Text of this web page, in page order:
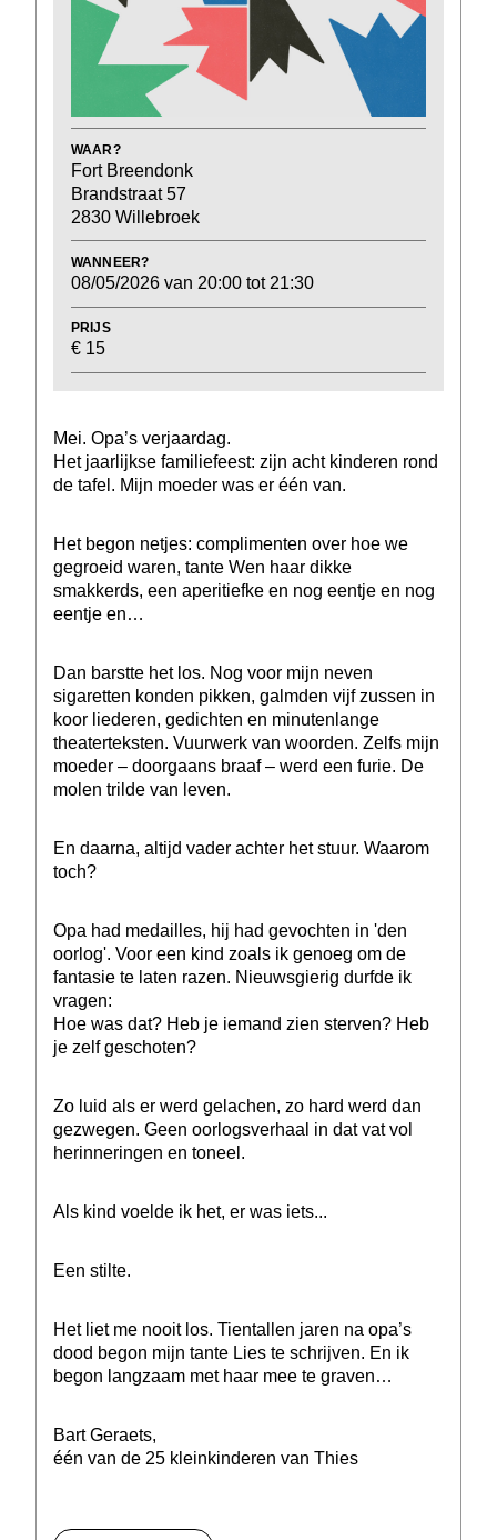
WAAR?
Fort Breendonk
Brandstraat 57
2830 Willebroek
WANNEER?
08/05/2026 van 20:00 tot 21:30
PRIJS
€ 15
Mei. Opa’s verjaardag.
Het jaarlijkse familiefeest: zijn acht kinderen rond
de tafel. Mijn moeder was er één van.
Het begon netjes: complimenten over hoe we
gegroeid waren, tante Wen haar dikke
smakkerds, een aperitiefke en nog eentje en nog
eentje en…
Dan barstte het los. Nog voor mijn neven
sigaretten konden pikken, galmden vijf zussen in
koor liederen, gedichten en minutenlange
theaterteksten. Vuurwerk van woorden. Zelfs mijn
moeder – doorgaans braaf – werd een furie. De
molen trilde van leven.
En daarna, altijd vader achter het stuur. Waarom
toch?
Opa had medailles, hij had gevochten in 'den
oorlog'. Voor een kind zoals ik genoeg om de
fantasie te laten razen. Nieuwsgierig durfde ik
vragen:
Hoe was dat? Heb je iemand zien sterven? Heb
je zelf geschoten?
Zo luid als er werd gelachen, zo hard werd dan
gezwegen. Geen oorlogsverhaal in dat vat vol
herinneringen en toneel.
Als kind voelde ik het, er was iets...
Een stilte.
Het liet me nooit los. Tientallen jaren na opa’s
dood begon mijn tante Lies te schrijven. En ik
begon langzaam met haar mee te graven…
Bart Geraets,
één van de 25 kleinkinderen van Thies